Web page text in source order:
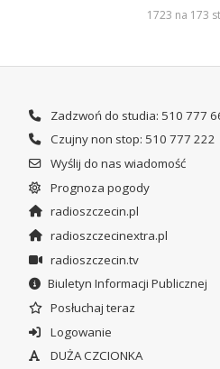
1723 na 173
Zadzwoń do studia: 510 777
Czujny non stop: 510 777 222
Wyślij do nas wiadomość
Prognoza pogody
radioszczecin.pl
radioszczecinextra.pl
radioszczecin.tv
Biuletyn Informacji Publicznej
Posłuchaj teraz
Logowanie
DUŻA CZCIONKA